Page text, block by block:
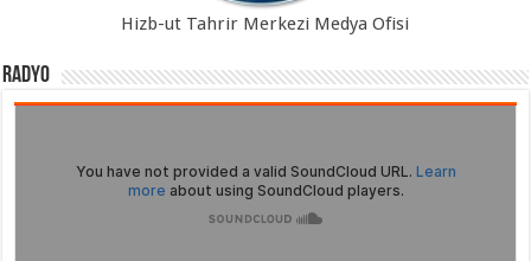
Hizb-ut Tahrir Merkezi Medya Ofisi
Radyo